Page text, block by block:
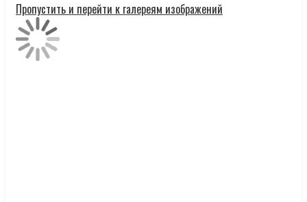
Пропустить и перейти к галереям изображений